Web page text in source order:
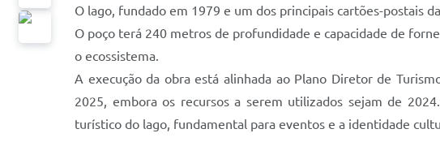
O lago, fundado em 1979 e um dos principais cartões-postais
O poço terá 240 metros de profundidade e capacidade de
o ecossistema.
A execução da obra está alinhada ao Plano Diretor de
2025, embora os recursos a serem utilizados sejam de
turístico do lago, fundamental para eventos e a identidade